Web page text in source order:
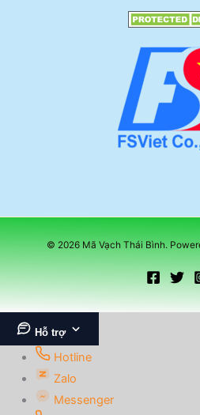
© 2026 Mã Vạch Thái Bình.
Hỗ trợ
Hotline
Zalo
Messenger